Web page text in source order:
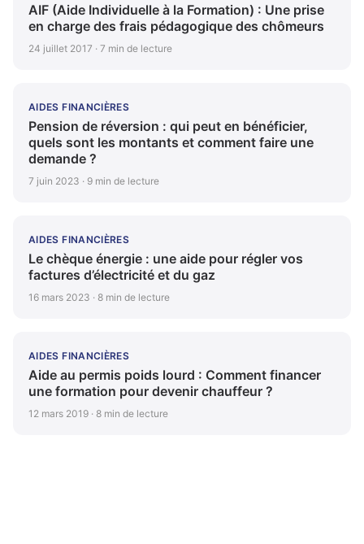
AIF (Aide Individuelle à la Formation) : Une prise
en charge des frais pédagogique des chômeurs
24 juillet 2017 · 7 min de lecture
AIDES FINANCIÈRES
Pension de réversion : qui peut en bénéficier,
quels sont les montants et comment faire une
demande ?
7 juin 2023 · 9 min de lecture
AIDES FINANCIÈRES
Le chèque énergie : une aide pour régler vos
factures d’électricité et du gaz
16 mars 2023 · 8 min de lecture
AIDES FINANCIÈRES
Aide au permis poids lourd : Comment financer
une formation pour devenir chauffeur ?
12 mars 2019 · 8 min de lecture